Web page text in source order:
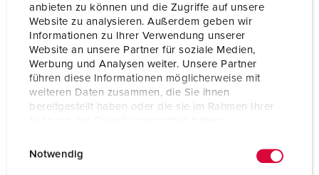
anbieten zu können und die Zugriffe auf unsere
Website zu analysieren. Außerdem geben wir
Informationen zu Ihrer Verwendung unserer
Website an unsere Partner für soziale Medien,
Werbung und Analysen weiter. Unsere Partner
führen diese Informationen möglicherweise mit
weiteren Daten zusammen, die Sie ihnen
bereitgestellt haben oder die sie im Rahmen Ihrer
Notwendig